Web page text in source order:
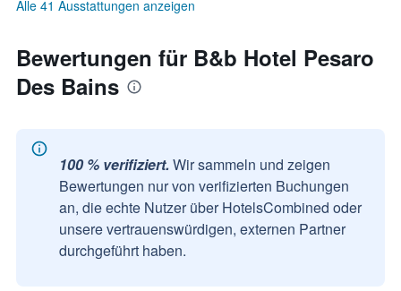
Alle 41 Ausstattungen anzeigen
Bewertungen für B&b Hotel Pesaro
Des Bains
100 % verifiziert. Wir sammeln und zeigen
Bewertungen nur von verifizierten Buchungen
an, die echte Nutzer über HotelsCombined oder
unsere vertrauenswürdigen, externen Partner
durchgeführt haben.